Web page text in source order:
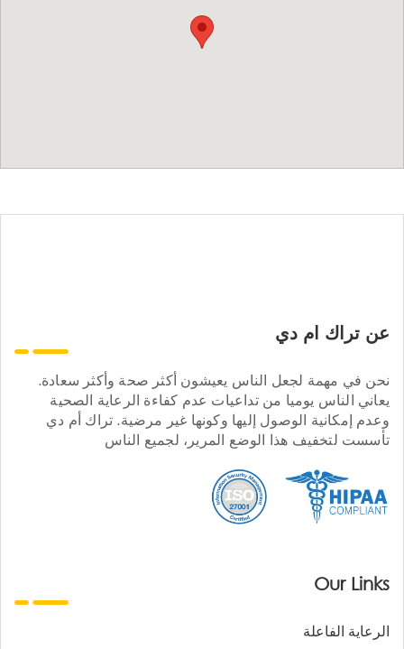
عن تراك ام دي
نحن في مهمة لجعل الناس يعيشون أكثر صحة وأكثر سعادة.
يعاني الناس يوميا من تداعيات عدم كفاءة الرعاية الصحية
وعدم إمكانية الوصول إليها وكونها غير مرضية. تراك أم دي
تأسست لتخفيف هذا الوضع المرير، لجميع الناس
Our Links
الرعاية الفاعلة